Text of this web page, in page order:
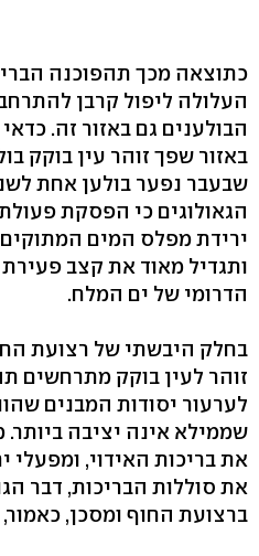
כתוצאה מכך תהפוכנה
העלולה ליפול קרבן
הבולענים גם באזור זה.
באזור שפך זוהר עין בוקק
שבעבר נפער בולען אחת
הגאולוגים כי הפסקת
ירידת מפלס המים
ותגדיל מאוד את קצב פעירת
הדרומי של ים המלח.
בחלק היבשתי של רצועת
זוהר לעין בוקק מתרחשים
לערעור יסודות המבנים
שממילא אינה יציבה
את בריכות האידוי,
את סוללות הבריכות, דבר
ברצועת החוף ומסכן,